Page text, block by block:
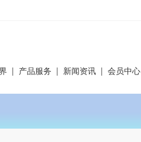
| 产品服务 | 新闻资讯 | 会员中心